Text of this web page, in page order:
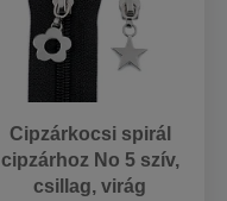
Cipzárkocsi spirál
cipzárhoz No 5 szív,
csillag, virág